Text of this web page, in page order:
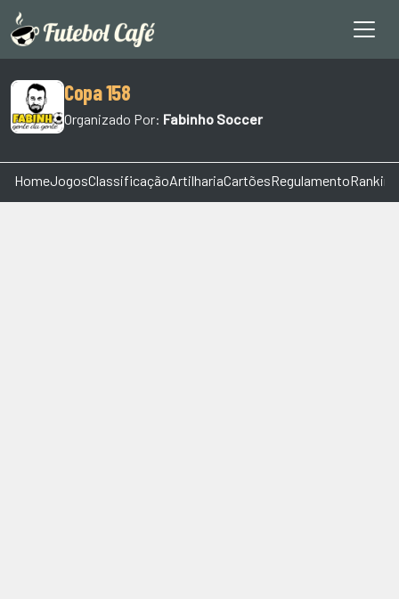
Copa 158
Organizado Por: Fabinho Soccer
HomeJogosClassificaçãoArtilhariaCartõesRegulamentoRanking